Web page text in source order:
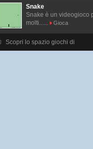
Snake
Snake è un videogioco
molti......
Gioca
Scopri lo spazio giochi di